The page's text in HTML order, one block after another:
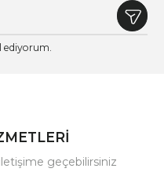
ediyorum.
geçebilirsiniz